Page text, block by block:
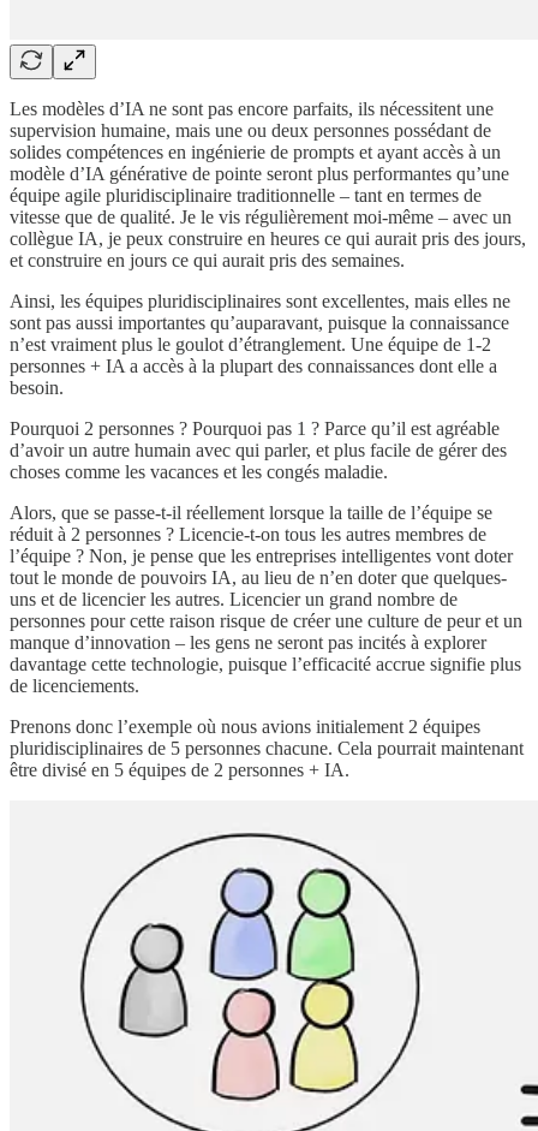
Les modèles d’IA ne sont pas encore parfaits, ils nécessitent une
supervision humaine, mais une ou deux personnes possédant de
solides compétences en ingénierie de prompts et ayant accès à un
modèle d’IA générative de pointe seront plus performantes qu’une
équipe agile pluridisciplinaire traditionnelle – tant en termes de
vitesse que de qualité. Je le vis régulièrement moi-même – avec un
collègue IA, je peux construire en heures ce qui aurait pris des jours,
et construire en jours ce qui aurait pris des semaines.
Ainsi, les équipes pluridisciplinaires sont excellentes, mais elles ne
sont pas aussi importantes qu’auparavant, puisque la connaissance
n’est vraiment plus le goulot d’étranglement. Une équipe de 1-2
personnes + IA a accès à la plupart des connaissances dont elle a
besoin.
Pourquoi 2 personnes ? Pourquoi pas 1 ? Parce qu’il est agréable
d’avoir un autre humain avec qui parler, et plus facile de gérer des
choses comme les vacances et les congés maladie.
Alors, que se passe-t-il réellement lorsque la taille de l’équipe se
réduit à 2 personnes ? Licencie-t-on tous les autres membres de
l’équipe ? Non, je pense que les entreprises intelligentes vont doter
tout le monde de pouvoirs IA, au lieu de n’en doter que quelques-
uns et de licencier les autres. Licencier un grand nombre de
personnes pour cette raison risque de créer une culture de peur et un
manque d’innovation – les gens ne seront pas incités à explorer
davantage cette technologie, puisque l’efficacité accrue signifie plus
de licenciements.
Prenons donc l’exemple où nous avions initialement 2 équipes
pluridisciplinaires de 5 personnes chacune. Cela pourrait maintenant
être divisé en 5 équipes de 2 personnes + IA.